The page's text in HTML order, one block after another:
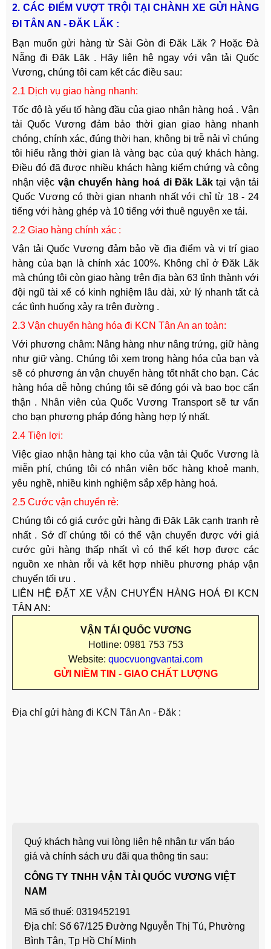
2. CÁC ĐIỂM VƯỢT TRỘI TẠI CHÀNH XE GỬI HÀNG
ĐI TÂN AN - ĐĂK LĂK :
Bạn muốn gửi hàng từ Sài Gòn đi Đăk Lăk ? Hoặc Đà
Nẵng đi Đăk Lăk . Hãy liên hệ ngay với vận tải Quốc
Vương, chúng tôi cam kết các điều sau:
2.1 Dịch vụ giao hàng nhanh:
Tốc độ là yếu tố hàng đầu của giao nhận hàng hoá . Vận
tải Quốc Vương đảm bảo thời gian giao hàng nhanh
chóng, chính xác, đúng thời hạn, không bị trễ nải vì chúng
tôi hiểu rằng thời gian là vàng bạc của quý khách hàng.
Điều đó đã được nhiều khách hàng kiểm chứng và công
nhận việc vận chuyển hàng hoá đi Đăk Lăktại vận tải
Quốc Vương có thời gian nhanh nhất với chỉ từ 18 - 24
tiếng với hàng ghép và 10 tiếng với thuê nguyên xe tải.
2.2 Giao hàng chính xác :
Vận tải Quốc Vương đảm bảo về địa điểm và vị trí giao
hàng của bạn là chính xác 100%. Không chỉ ở Đăk Lăk
mà chúng tôi còn giao hàng trên địa bàn 63 tỉnh thành với
đội ngũ tài xế có kinh nghiệm lâu dài, xử lý nhanh tất cả
các tình huống xảy ra trên đường .
2.3 Vận chuyển hàng hóa đi KCN Tân An an toàn:
Với phương châm: Nâng hàng như nâng trứng, giữ hàng
như giữ vàng. Chúng tôi xem trọng hàng hóa của bạn và
sẽ có phương án vận chuyển hàng tốt nhất cho bạn. Các
hàng hóa dễ hỏng chúng tôi sẽ đóng gói và bao bọc cẩn
thận . Nhân viên của Quốc Vương Transport sẽ tư vấn
cho bạn phương pháp đóng hàng hợp lý nhất.
2.4 Tiện lợi:
Việc giao nhận hàng tại kho của vận tải Quốc Vương là
miễn phí, chúng tôi có nhân viên bốc hàng khoẻ mạnh,
yêu nghề, nhiều kinh nghiệm sắp xếp hàng hoá.
2.5 Cước vận chuyển rẻ:
Chúng tôi có giá cước gửi hàng đi Đăk Lăk cạnh tranh rẻ
nhất . Sở dĩ chúng tôi có thể vận chuyển được với giá
cước gửi hàng thấp nhất vì có thể kết hợp được các
nguồn xe nhàn rỗi và kết hợp nhiều phương pháp vận
chuyển tối ưu .
LIÊN HỆ ĐẶT XE VẬN CHUYỂN HÀNG HOÁ ĐI KCN
TÂN AN:
VẬN TẢI QUỐC VƯƠNG
Hotline: 0981 753 753
Website: quocvuongvantai.com
GỬI NIỀM TIN - GIAO CHẤT LƯỢNG
Địa chỉ gửi hàng đi KCN Tân An - Đăk :
Quý khách hàng vui lòng liên hệ nhận tư vấn báo
giá và chính sách ưu đãi qua thông tin sau:
CÔNG TY TNHH VẬN TẢI QUỐC VƯƠNG VIỆT
NAM
Mã số thuế: 0319452191
Địa chỉ: Số 67/125 Đường Nguyễn Thị Tú, Phường
Bình Tân, Tp Hồ Chí Minh